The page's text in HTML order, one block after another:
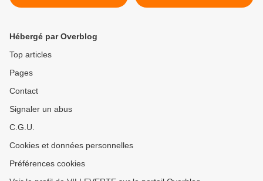
Hébergé par Overblog
Top articles
Pages
Contact
Signaler un abus
C.G.U.
Cookies et données personnelles
Préférences cookies